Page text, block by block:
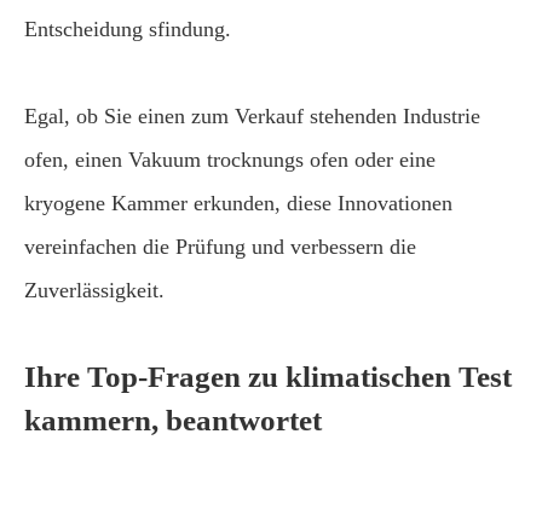
Entscheidung sfindung.
Egal, ob Sie einen zum Verkauf stehenden Industrie
ofen, einen Vakuum trocknungs ofen oder eine
kryogene Kammer erkunden, diese Innovationen
vereinfachen die Prüfung und verbessern die
Zuverlässigkeit.
Ihre Top-Fragen zu klimatischen Test
kammern, beantwortet